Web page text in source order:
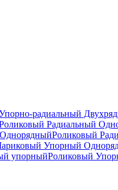
радиальный
Радиальный
Роликовый
Упорный
упорныйРоликовый